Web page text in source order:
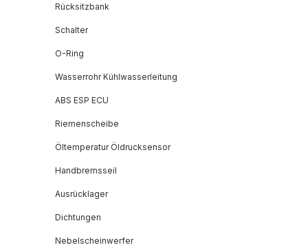
Rücksitzbank
Schalter
O-Ring
Wasserrohr Kühlwasserleitung
ABS ESP ECU
Riemenscheibe
Öltemperatur Öldrucksensor
Handbremsseil
Ausrücklager
Dichtungen
Nebelscheinwerfer